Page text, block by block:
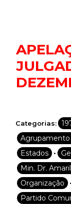
Categorias:
Agrupamento
Estados •
Min. Dr.
Organização •
Partido